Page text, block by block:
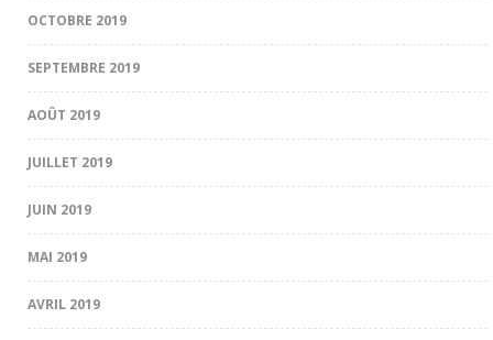
OCTOBRE 2019
SEPTEMBRE 2019
AOÛT 2019
JUILLET 2019
JUIN 2019
MAI 2019
AVRIL 2019